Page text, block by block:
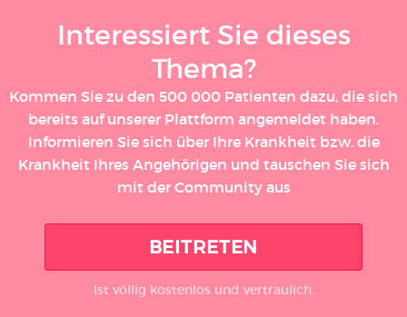
Interessiert Sie dieses
Thema?
Kommen Sie zu den 500 000 Patienten dazu, die sich
bereits auf unserer Plattform angemeldet haben.
Informieren Sie sich über Ihre Krankheit bzw. die
Krankheit Ihres Angehörigen und tauschen Sie sich
mit der Community aus
BEITRETEN
Ist völlig kostenlos und vertraulich.